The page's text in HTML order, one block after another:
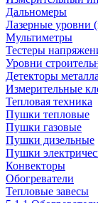
Дальномеры
Лазерные уровни
Мультиметры
Тестеры
Уровни
Детекторы металла
Измерительные
Тепловая техника
Пушки тепловые
Пушки газовые
Пушки дизельные
Пушки
Конвекторы
Обогреватели
Тепловые завесы